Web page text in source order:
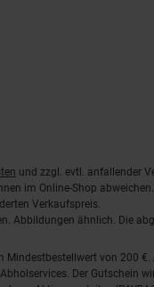
und zzgl. evtl. anfallender
im Online-Shop abweichen.
Verkaufspreis.
Abbildungen ähnlich. Die
von 200
Der Gutschein